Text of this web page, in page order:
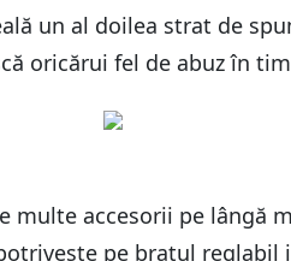
un al doilea strat de
oricărui fel de abuz în
multe accesorii pe lângă
pe brațul